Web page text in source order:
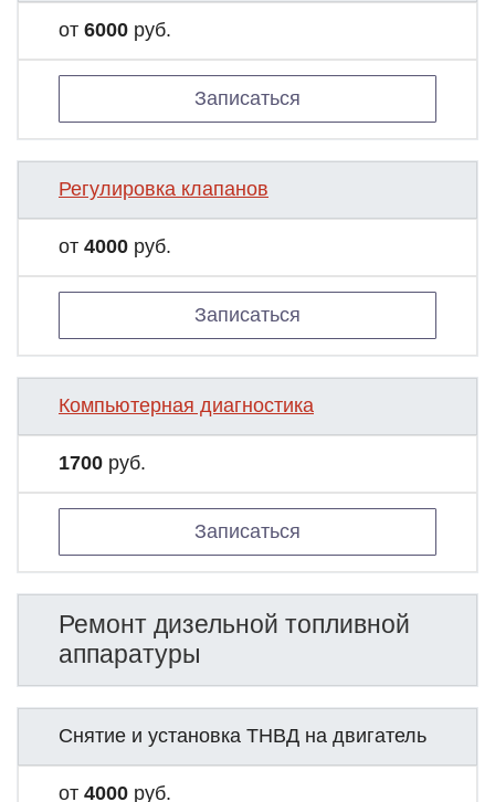
от 6000 руб.
Записаться
Регулировка клапанов
от 4000 руб.
Записаться
Компьютерная диагностика
1700 руб.
Записаться
Ремонт дизельной топливной
аппаратуры
Снятие и установка ТНВД на двигатель
от 4000 руб.